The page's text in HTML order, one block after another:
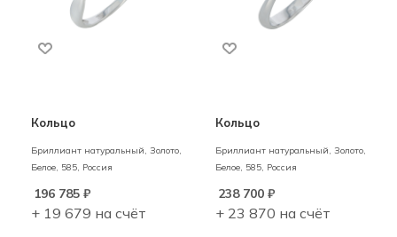
Кольцо
Бриллиант натуральный, Золото,
Белое, 585, Россия
196 785 ₽
+ 19 679 на счёт
Кольцо
Бриллиант натуральный, Золото,
Белое, 585, Россия
238 700₽
+ 23 870 на счёт